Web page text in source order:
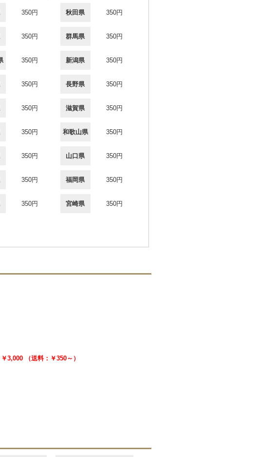
350円 秋田県 350円
350円 群馬県 350円
350円 新潟県 350円
350円 長野県 350円
350円 滋賀県 350円
350円 和歌山県 350円
350円 山口県 350円
350円 福岡県 350円
350円 宮崎県 350円
￥3,000 （送料：￥350～）